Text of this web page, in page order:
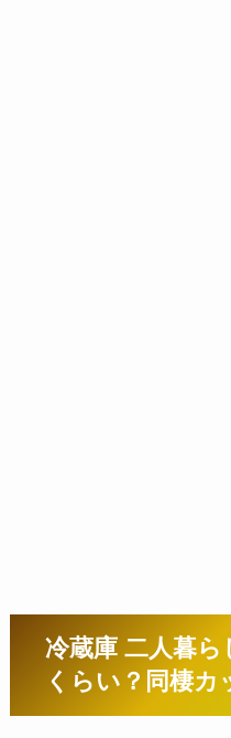
冷蔵庫 二人暮
くらい？同棲カ